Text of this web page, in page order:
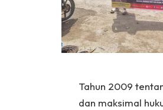
Tahun 2009
dan maksimal